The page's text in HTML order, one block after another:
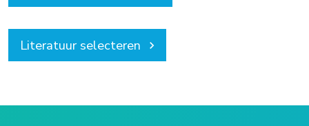
Literatuur selecteren keyboard_arrow_right